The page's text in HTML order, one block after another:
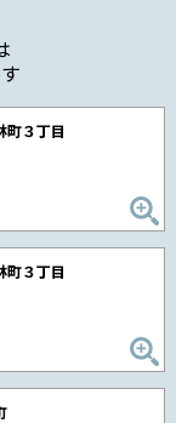
町３丁目
町３丁目